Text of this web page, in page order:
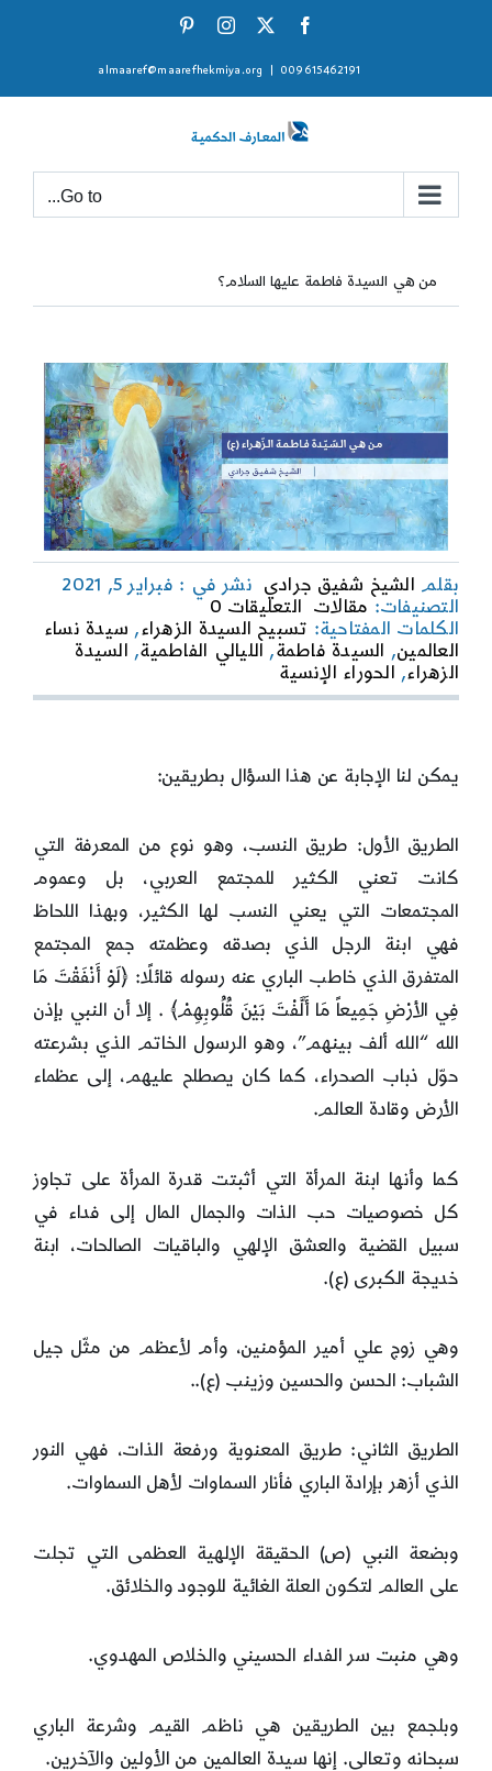
Facebook
X
Instagram
009615462191
almaaref@maarefhekmiya.org
Go to...
من هي السيدة فاطمة عليها السلام؟
بقلم الشيخ شفيق جرادي نشر في : فبراير 5, 2021
التصنيفات: مقالات التعليقات 0
on
من
هي
فاطمة
الكلمات المفتاحية: تسبيح السيدة الزهراء, سيدة نساء
العالمين, السيدة فاطمة, الليالي الفاطمية, السيدة
الزهراء, الحوراء الإنسية
يمكن لنا الإجابة عن هذا السؤال بطريقين:
الطريق الأول: طريق النسب، وهو نوع من المعرفة التي
كانت تعني الكثير للمجتمع العربي، بل وعموم
المجتمعات التي يعني النسب لها الكثير، وبهذا اللحاظ
فهي ابنة الرجل الذي بصدقه وعظمته جمع المجتمع
المتفرق الذي خاطب الباري عنه رسوله قائلًا: ﴿لَوْ أَنْفَقْتَ مَا
فِي الأرْضِ جَمِيعاً مَا أَلَّفْتَ بَيْنَ قُلُوبِهِمْ﴾ . إلا أن النبي بإذن
الله “الله ألف بينهم”، وهو الرسول الخاتم الذي بشرعته
حوّل ذباب الصحراء، كما كان يصطلح عليهم، إلى عظماء
الأرض وقادة العالم.
كما وأنها ابنة المرأة التي أثبتت قدرة المرأة على تجاوز
كل خصوصيات حب الذات والجمال المال إلى فداء في
سبيل القضية والعشق الإلهي والباقيات الصالحات، ابنة
خديجة الكبرى (ع).
وهي زوج علي أمير المؤمنين، وأم لأعظم من مثّل جيل
الشباب: الحسن والحسين وزينب (ع)..
الطريق الثاني: طريق المعنوية ورفعة الذات، فهي النور
الذي أزهر بإرادة الباري فأنار السماوات لأهل السماوات.
وبضعة النبي (ص) الحقيقة الإلهية العظمى التي تجلت
على العالم لتكون العلة الغائية للوجود والخلائق.
وهي منبت سر الفداء الحسيني والخلاص المهدوي.
وبلجمع بين الطريقين هي ناظم القيم وشرعة الباري
سبحانه وتعالى. إنها سيدة العالمين من الأولين والآخرين.